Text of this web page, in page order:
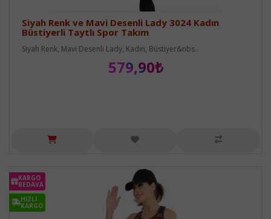
Siyah Renk ve Mavi Desenli Lady 3024 Kadın
Büstiyerli Taytlı Spor Takım
Siyah Renk, Mavi Desenli Lady, Kadın, Büstiyer&nbs..
579,90₺
KARGO
BEDAVA
HIZLI
KARGO